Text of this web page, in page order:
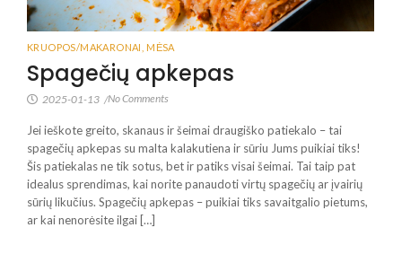
KRUOPOS/MAKARONAI MĖSA
Spagečių apkepas
2025-01-13 /No Comments
Jei ieškote greito, skanaus ir šeimai draugiško patiekalo – tai
spagečių apkepas su malta kalakutiena ir sūriu Jums puikiai tiks!
Šis patiekalas ne tik sotus, bet ir patiks visai šeimai. Tai taip pat
idealus sprendimas, kai norite panaudoti virtų spagečių ar įvairių
sūrių likučius. Spagečių apkepas – puikiai tiks savaitgalio pietums,
ar kai nenorėsite ilgai […]